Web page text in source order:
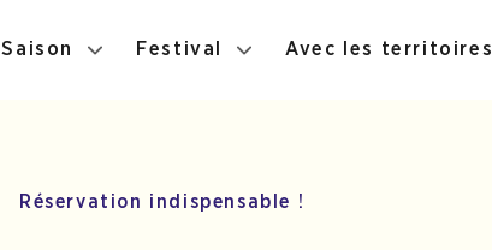
Saison Festival Avec les territoires
Réservation indispensable !